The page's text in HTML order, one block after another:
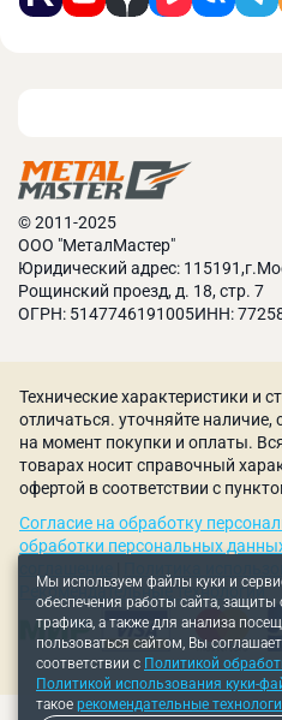
© 2011-2025
ООО "МеталМастер"
Юридический адрес:
Рощинский проезд, д. 18, стр. 7
ОГРН: 5147746191005ИНН:
Мы используем файлы куки и
обеспечения работы сайта,
трафика, а также для анализа
пользоваться сайтом, Вы
соответствии с Политикой
Политикой использования куки-
такое рекомендательные
Технические характеристики и
отличаться. уточняйте наличие,
на момент покупки и оплаты.
товарах носит справочный
офертой в соответствии с
Согласие на обработку
обработки персональных
Рекомендательные технологии